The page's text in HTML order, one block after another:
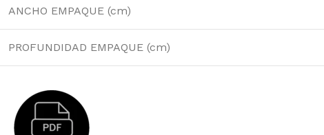
ANCHO EMPAQUE (cm)
PROFUNDIDAD EMPAQUE (cm)